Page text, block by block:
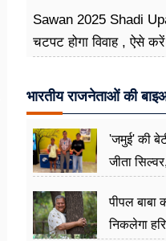
Sawan 2025 Shadi
चटपट होगा विवाह , ऐसे
भारतीय राजनेताओं की
'जमुई' की
जीता
पीपल बाबा
निकलेगा